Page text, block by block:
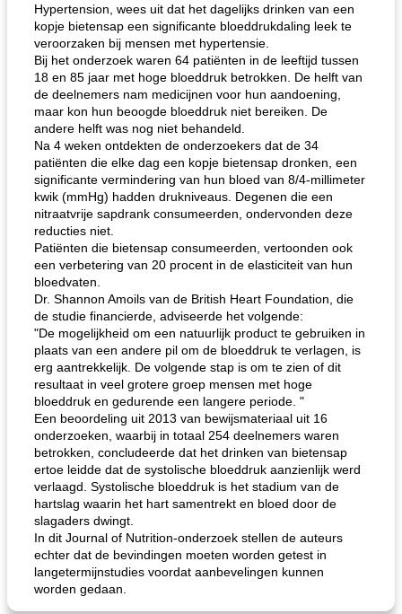
Hypertension, wees uit dat het dagelijks drinken van een
kopje bietensap een significante bloeddrukdaling leek te
veroorzaken bij mensen met hypertensie.
Bij het onderzoek waren 64 patiënten in de leeftijd tussen
18 en 85 jaar met hoge bloeddruk betrokken. De helft van
de deelnemers nam medicijnen voor hun aandoening,
maar kon hun beoogde bloeddruk niet bereiken. De
andere helft was nog niet behandeld.
Na 4 weken ontdekten de onderzoekers dat de 34
patiënten die elke dag een kopje bietensap dronken, een
significante vermindering van hun bloed van 8/4-millimeter
kwik (mmHg) hadden drukniveaus. Degenen die een
nitraatvrije sapdrank consumeerden, ondervonden deze
reducties niet.
Patiënten die bietensap consumeerden, vertoonden ook
een verbetering van 20 procent in de elasticiteit van hun
bloedvaten.
Dr. Shannon Amoils van de British Heart Foundation, die
de studie financierde, adviseerde het volgende:
"De mogelijkheid om een ​​natuurlijk product te gebruiken in
plaats van een andere pil om de bloeddruk te verlagen, is
erg aantrekkelijk. De volgende stap is om te zien of dit
resultaat in veel grotere groep mensen met hoge
bloeddruk en gedurende een langere periode. "
Een beoordeling uit 2013 van bewijsmateriaal uit 16
onderzoeken, waarbij in totaal 254 deelnemers waren
betrokken, concludeerde dat het drinken van bietensap
ertoe leidde dat de systolische bloeddruk aanzienlijk werd
verlaagd. Systolische bloeddruk is het stadium van de
hartslag waarin het hart samentrekt en bloed door de
slagaders dwingt.
In dit Journal of Nutrition-onderzoek stellen de auteurs
echter dat de bevindingen moeten worden getest in
langetermijnstudies voordat aanbevelingen kunnen
worden gedaan.